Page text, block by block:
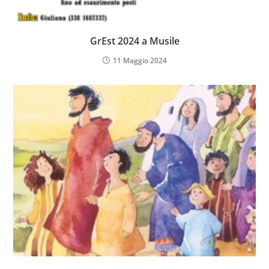
GrEst 2024 a Musile
11 Maggio 2024